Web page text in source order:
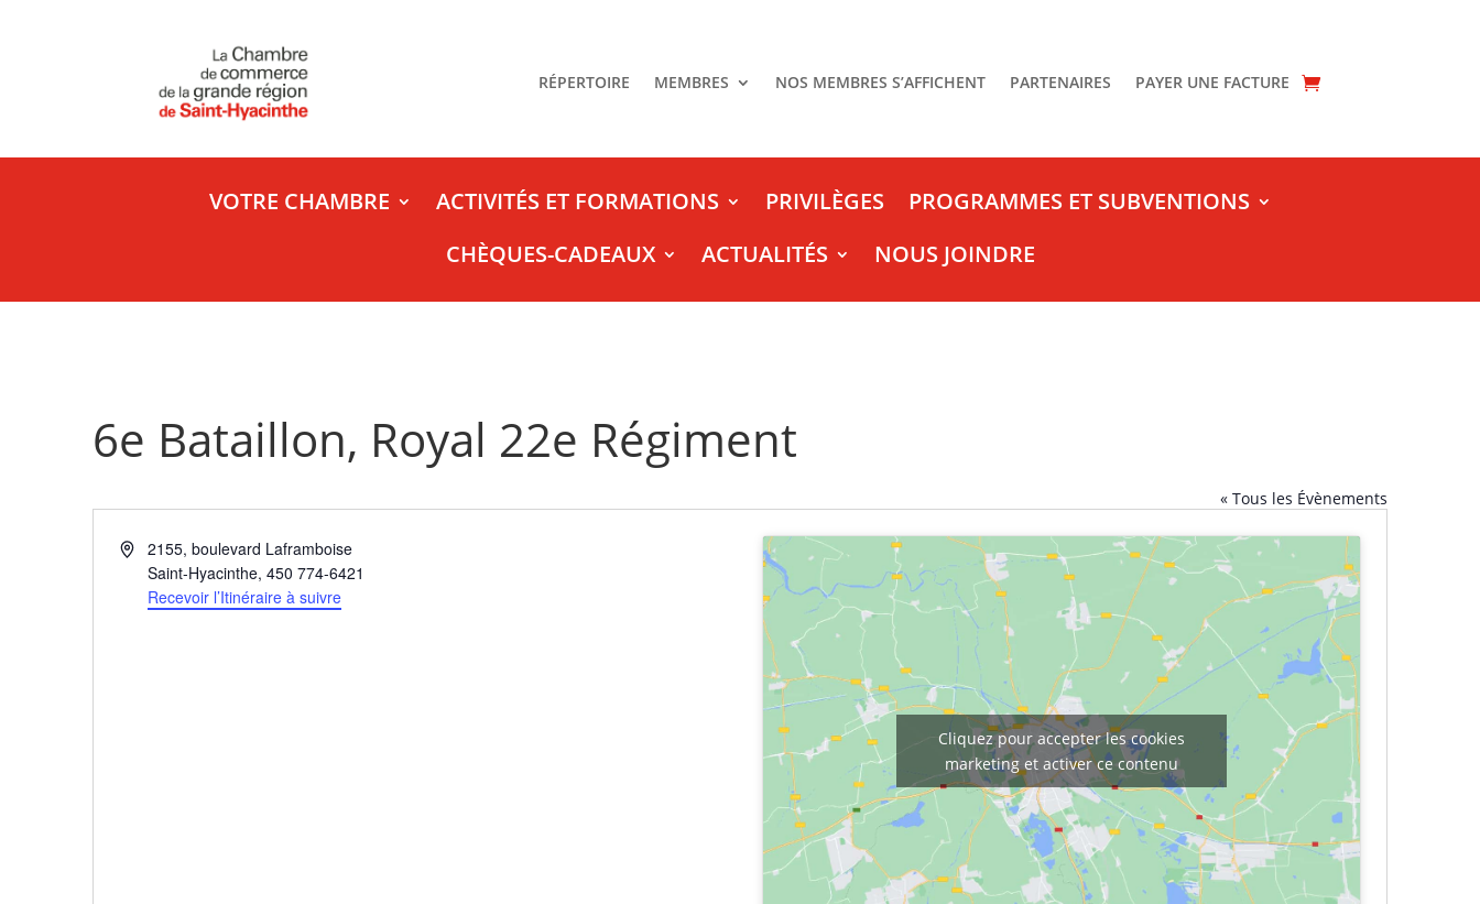
RÉPERTOIRE MEMBRES NOS MEMBRES S’AFFICHENT PARTENAIRES PAYER UNE FACTURE
VOTRE CHAMBRE ACTIVITÉS ET FORMATIONS PRIVILÈGES
PROGRAMMES ET SUBVENTIONS
CHÈQUES-CADEAUX
ACTUALITÉS NOUS JOINDRE
6e Bataillon, Royal 22e Régiment
« Tous les Évènements
Adresse2155, boulevard Laframboise
Saint-Hyacinthe, 450 774-6421
Recevoir l’Itinéraire à suivre
Cliquez pour accepter les cookies
marketing et activer ce contenu